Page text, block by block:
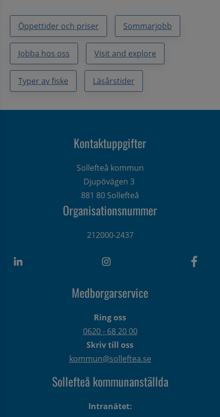
Öppettider och priser Sommarjobb
Jobba hos oss Visit and explore
Typer av fiske Läsårstider
Kontaktuppgifter
Sollefteå kommun
Djupövägen 3
881 80 Sollefteå
Organisationsnummer
212000-2437
Medborgarservice
Ring oss
0620 - 68 20 00
Skriv till oss
kommun@solleftea.se
Sollefteå kommunanställda
Intranätet: